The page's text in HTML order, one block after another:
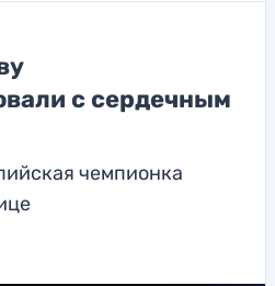
с сердечным
чемпионка